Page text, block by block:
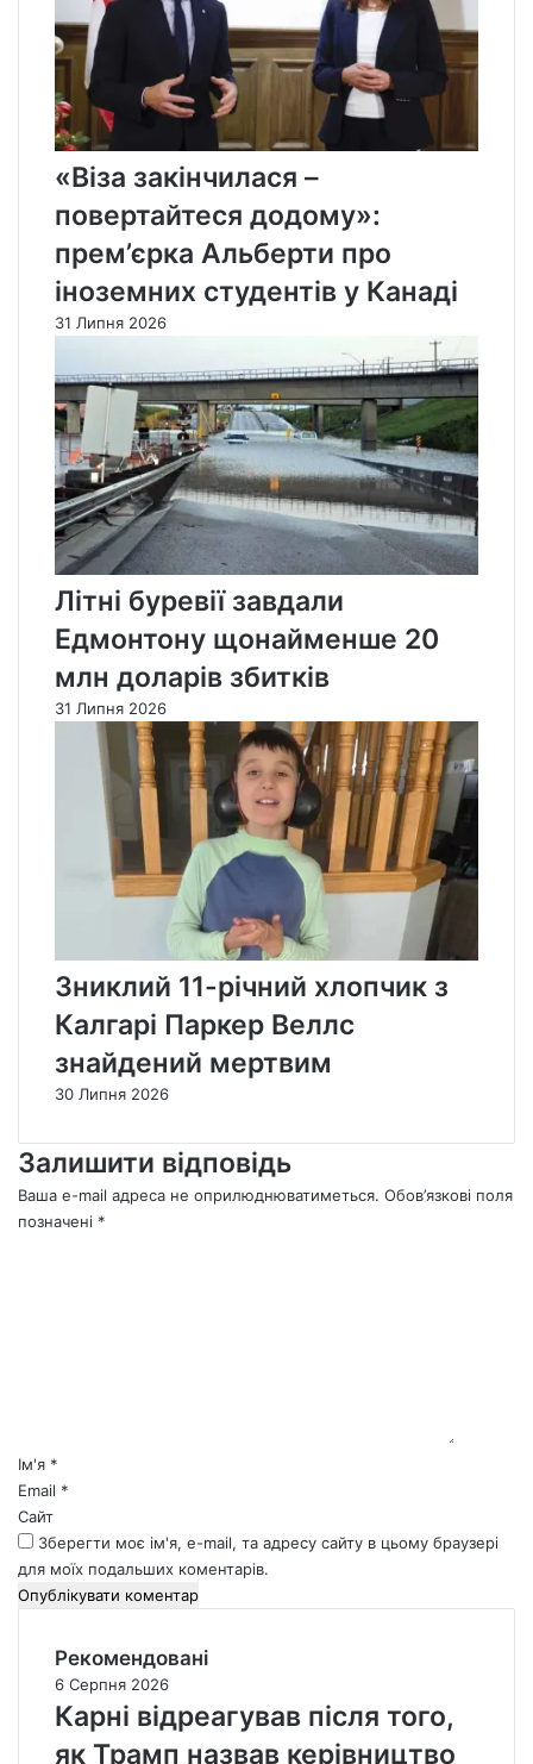
«Віза закінчилася –
повертайтеся додому»:
прем’єрка Альберти про
іноземних студентів у Канаді
31 Липня 2026
Літні буревії завдали
Едмонтону щонайменше 20
млн доларів збитків
31 Липня 2026
Зниклий 11-річний хлопчик з
Калгарі Паркер Веллс
знайдений мертвим
30 Липня 2026
Залишити відповідь
Ваша e-mail адреса не оприлюднюватиметься. Обов’язкові поля
позначені *
*Ім'я *
Email *
Сайт
Зберегти моє ім'я, e-mail, та адресу сайту в цьому браузері
для моїх подальших коментарів.
Рекомендовані
6 Серпня 2026
Карні відреагував після того,
як Трамп назвав керівництво